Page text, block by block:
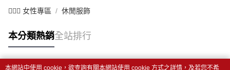
💁🏻‍♀️ 女性專區 休閒服飾
本分類熱銷全站排行
本網站中使用 cookie，欲查詢有關本網站使用 cookie 方式之詳情，及若您不希